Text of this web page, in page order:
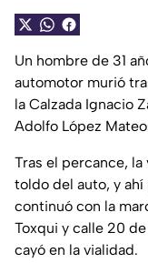
Un hombre de 31
automotor murió
la Calzada Ignacio
Adolfo López
Tras el percance,
toldo del auto, y
continuó con la
Toxqui y calle 20
cayó en la vialidad.